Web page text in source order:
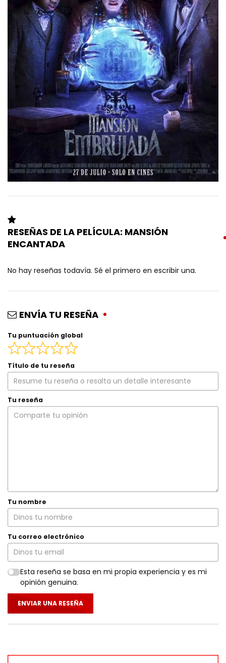
RESEÑAS DE LA PELÍCULA: MANSIÓN
ENCANTADA
No hay reseñas todavía. Sé el primero en escribir una.
ENVÍA TU RESEÑA
Tu puntuación global
Título de tu reseña
Tu reseña
Tu nombre
Tu correo electrónico
Esta reseña se basa en mi propia experiencia y es mi
opinión genuina.
ENVIAR UNA RESEÑA